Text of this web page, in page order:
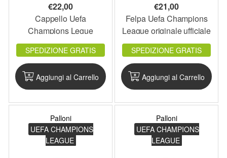
€22,00
Cappello Uefa
Champions Legue
originale ufficiale blu
navy adulto 58 cm
SPEDIZIONE GRATIS
Aggiungi al Carrello
€21,00
Felpa Uefa Champions
League originale ufficiale
cappuccio e tasca adulto
Sottocosto
SPEDIZIONE GRATIS
Aggiungi al Carrello
Palloni
UEFA CHAMPIONS
LEAGUE
Palloni
UEFA CHAMPIONS
LEAGUE